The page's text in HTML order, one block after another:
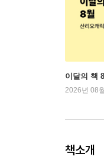
이달의 책
2026년 08
책소개